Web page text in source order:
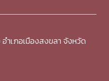
ำเภอเมืองสงขลา จังหวัด